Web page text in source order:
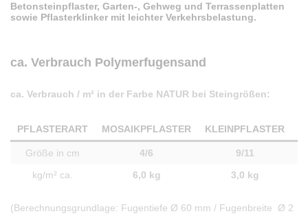
Betonsteinpflaster, Garten-, Gehweg und Terrassenplatten
sowie Pflasterklinker mit leichter Verkehrsbelastung.
ca. Verbrauch Polymerfugensand
ca. Verbrauch / m² in der Farbe NATUR bei Steingrößen:
PFLASTERART MOSAIKPFLASTER KLEINPFLASTER
Größe in cm 4/6
9/11
kg/m² ca.
6,0 kg 3,0 kg
(Berechnungsgrundlage: Fugentiefe Ø 60 mm / Fugenbreite Ø 2